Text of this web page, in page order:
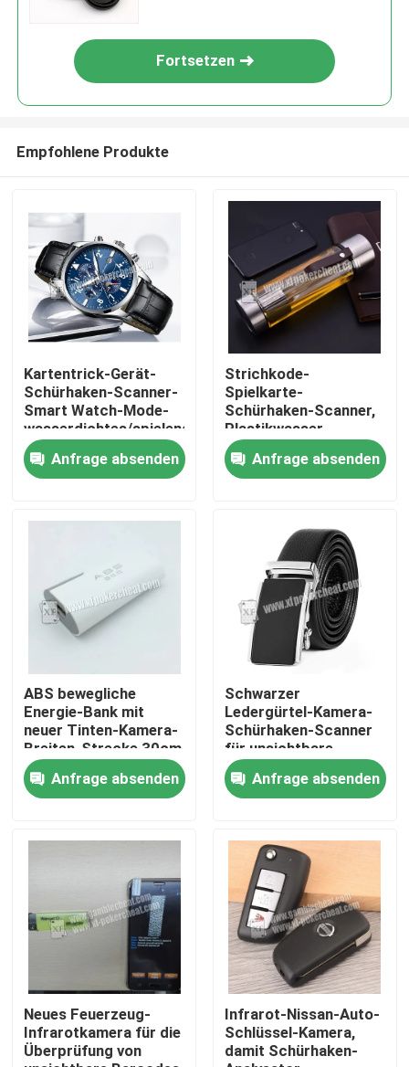
Produkte
Über uns
Werksbesichtigung
Kontakt mit uns
Neuigkeiten
Bitte um ein Angebot
Unsichtbare Spielkarten
Fortsetzen
Empfohlene Produkte
Kartentrick-Gerät-
Schürhaken-Scanner-
Smart Watch-Mode-
wasserdichtes/spielendes
Gerät
Anfrage absenden
Strichkode-
Spielkarte-
Schürhaken-Scanner,
Plastikwasser-
Schalen-Kamera
Anfrage absenden
ABS bewegliche
Energie-Bank mit
neuer Tinten-Kamera-
Breiten-Strecke 30cm
Anfrage absenden
Schwarzer
Ledergürtel-Kamera-
Schürhaken-Scanner
für unsichtbare
Strichkode-
signifikante
Spielkarten
Anfrage absenden
Neues Feuerzeug-
Infrarotkamera für die
Überprüfung von
Infrarot-Nissan-Auto-
Schlüssel-Kamera,
damit Schürhaken-